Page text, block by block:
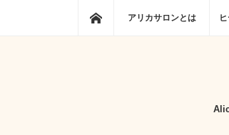
ホーム
アリカサロンとは